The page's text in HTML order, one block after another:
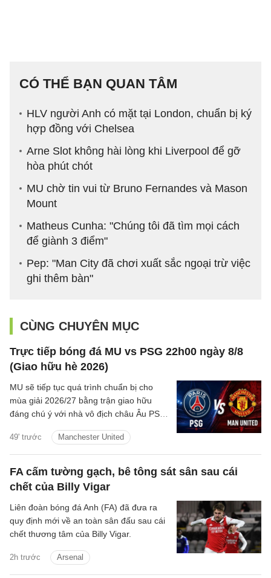
CÓ THỂ BẠN QUAN TÂM
HLV người Anh có mặt tại London, chuẩn bị ký
hợp đồng với Chelsea
Arne Slot không hài lòng khi Liverpool để gỡ
hòa phút chót
MU chờ tin vui từ Bruno Fernandes và Mason
Mount
Matheus Cunha: "Chúng tôi đã tìm mọi cách
để giành 3 điểm"
Pep: "Man City đã chơi xuất sắc ngoại trừ việc
ghi thêm bàn"
CÙNG CHUYÊN MỤC
Trực tiếp bóng đá MU vs PSG 22h00 ngày 8/8
(Giao hữu hè 2026)
49' trước Manchester United
MU sẽ tiếp tục quá trình chuẩn bị cho
mùa giải 2026/27 bằng trận giao hữu
đáng chú ý với nhà vô địch châu Âu PSG
FA cấm tường gạch, bê tông sát sân sau cái
chết của Billy Vigar
2h trước Arsenal
Liên đoàn bóng đá Anh (FA) đã đưa ra
quy định mới về an toàn sân đấu sau cái
chết thương tâm của Billy Vigar.